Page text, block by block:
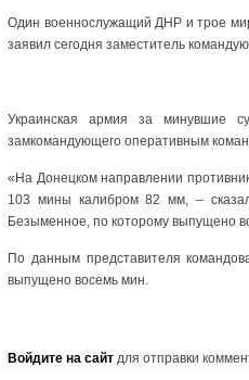
Один военнослужащий ДНР и трое
заявил сегодня заместитель
Украинская армия за минувшие
замкомандующего оперативным
«На Донецком направлении
103 мины калибром 82 мм, –
Безыменное, по которому выпущено
По данным представителя
выпущено восемь мин.
Войдите на сайт для отправки